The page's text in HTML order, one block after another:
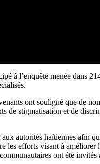
à l’enquête menée dans
ont souligné que de
de stigmatisation et de
autorités haïtiennes
efforts visant à
ont été